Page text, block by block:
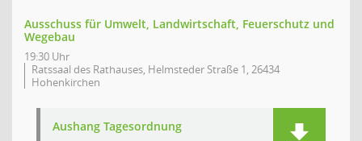
Ausschuss für Umwelt, Landwirtschaft, Feuerschutz und
Wegebau
19:30 Uhr
Ratssaal des Rathauses, Helmsteder Straße 1, 26434
Hohenkirchen
Aushang Tagesordnung